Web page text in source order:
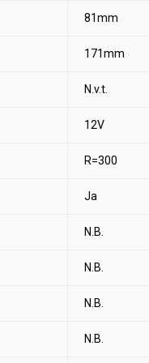
81mm
171mm
N.v.t.
12V
R=300
Ja
N.B.
N.B.
N.B.
N.B.